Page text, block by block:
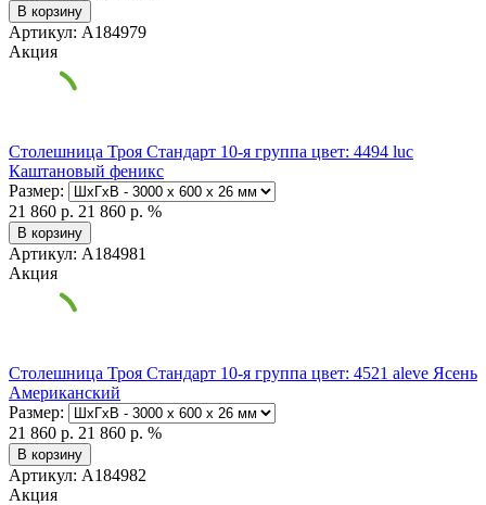
В корзину
Артикул: А184979
Акция
Столешница Троя Стандарт 10-я группа цвет: 4494 luc
Каштановый феникс
Размер:
21 860 р. 21 860 р. %
В корзину
Артикул: А184981
Акция
Столешница Троя Стандарт 10-я группа цвет: 4521 aleve Ясень
Американский
Размер:
21 860 р. 21 860 р. %
В корзину
Артикул: А184982
Акция